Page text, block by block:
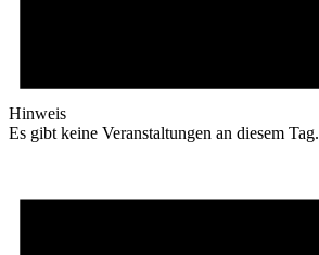
Hinweis
Es gibt keine Veranstaltungen an diesem Tag.